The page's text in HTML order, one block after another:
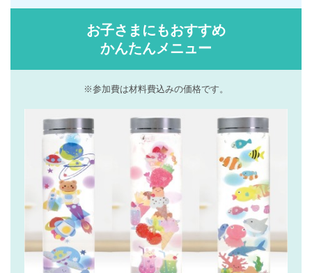
お子さまにもおすすめ
かんたんメニュー
※参加費は材料費込みの価格です。